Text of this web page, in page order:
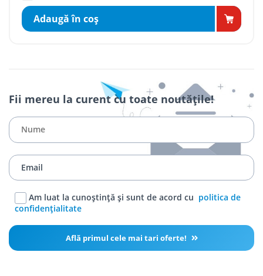
Adaugă în coş
Fii mereu la curent cu toate noutățile!
Am luat la cunoștință și sunt de acord cu politica de
confidențialitate
Află primul cele mai tari oferte!